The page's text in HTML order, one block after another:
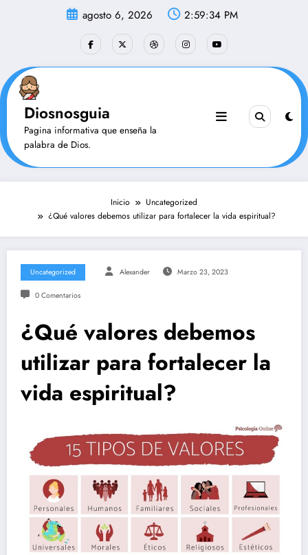
agosto 6, 2026 2:59:35 PM
Diosnosguia
Pagina informativa que enseña la
palabra de Dios.
Inicio
Uncategorized
¿Qué valores debemos utilizar para fortalecer la vida espiritual?
Uncategorized Alexander Marzo 23, 2023
0 Comentarios
¿Qué valores debemos
utilizar para fortalecer la
vida espiritual?